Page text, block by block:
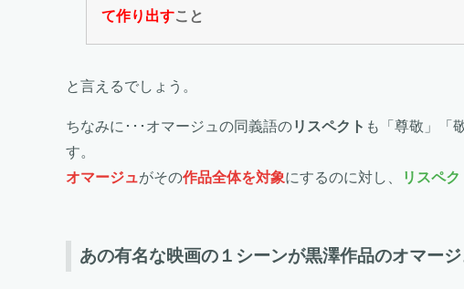
て作り出すこと
と言えるでしょう。
ちなみに･･･オマージュの同義語のリスペクト も「尊敬」「
す。
オマージュがその作品全体を対象にするのに対し、 リスペク
あの有名な映画の１シーンが黒澤作品のオマージ